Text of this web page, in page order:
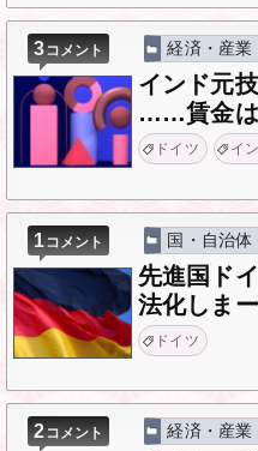
3コメント 経済・産業
インド元
……賃金は
ドイツ イ
1コメント 国・自治体
先進国ド
法化しまー
ドイツ
2コメント 経済・産業